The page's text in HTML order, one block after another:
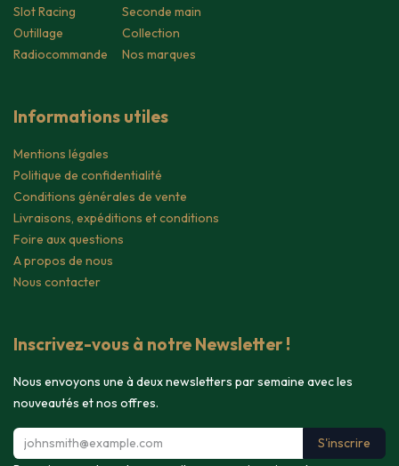
Slot Racing
Outillage
Radiocommande
Seconde main
Collection
Nos marques
Informations utiles
Mentions légales
Politique de confidentialité
Conditions générales de vente
Livraisons, expéditions et conditions
Foire aux questions
A propos de nous
Nous contacter
Inscrivez-vous à notre Newsletter !
Nous envoyons une à deux newsletters par semaine avec les
nouveautés et nos offres.
S'inscrire